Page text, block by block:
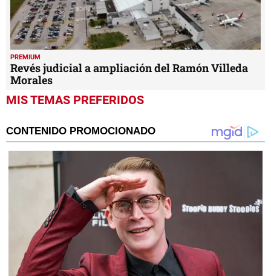
PREMIUM
Revés judicial a ampliación del Ramón Villeda
Morales
MIS TEMAS PREFERIDOS